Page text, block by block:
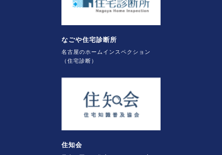
なごや住宅診断所
名古屋のホームインスペクション
（住宅診断）
住知会